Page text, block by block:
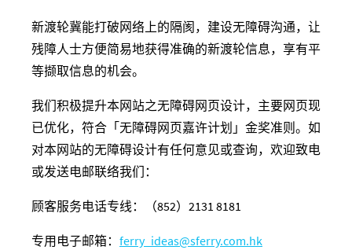
新渡轮冀能打破网络上的隔阂 ， 建设无障碍沟通， 让
残障人士方便简易地获得准确的新渡轮信息， 享有平
等撷取信息的机会。
我们积极提升本网站之无障碍网页设计，主要网页现
已优化，符合「无障碍网页嘉许计划」金奖准则。如
对本网站的无障碍设计有任何意见或查询，欢迎致电
或发送电邮联络我们：
顾客服务电话专线：（852）2131 8181
专用电子邮箱： ferry_ideas@sferry.com.hk